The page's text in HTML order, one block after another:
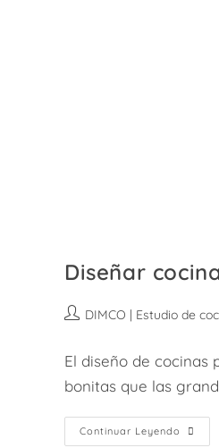
Diseñar
Autor
entrada:
DIMCO | Estudio de
El diseño de cocinas
bonitas que las
Continuar Leyendo